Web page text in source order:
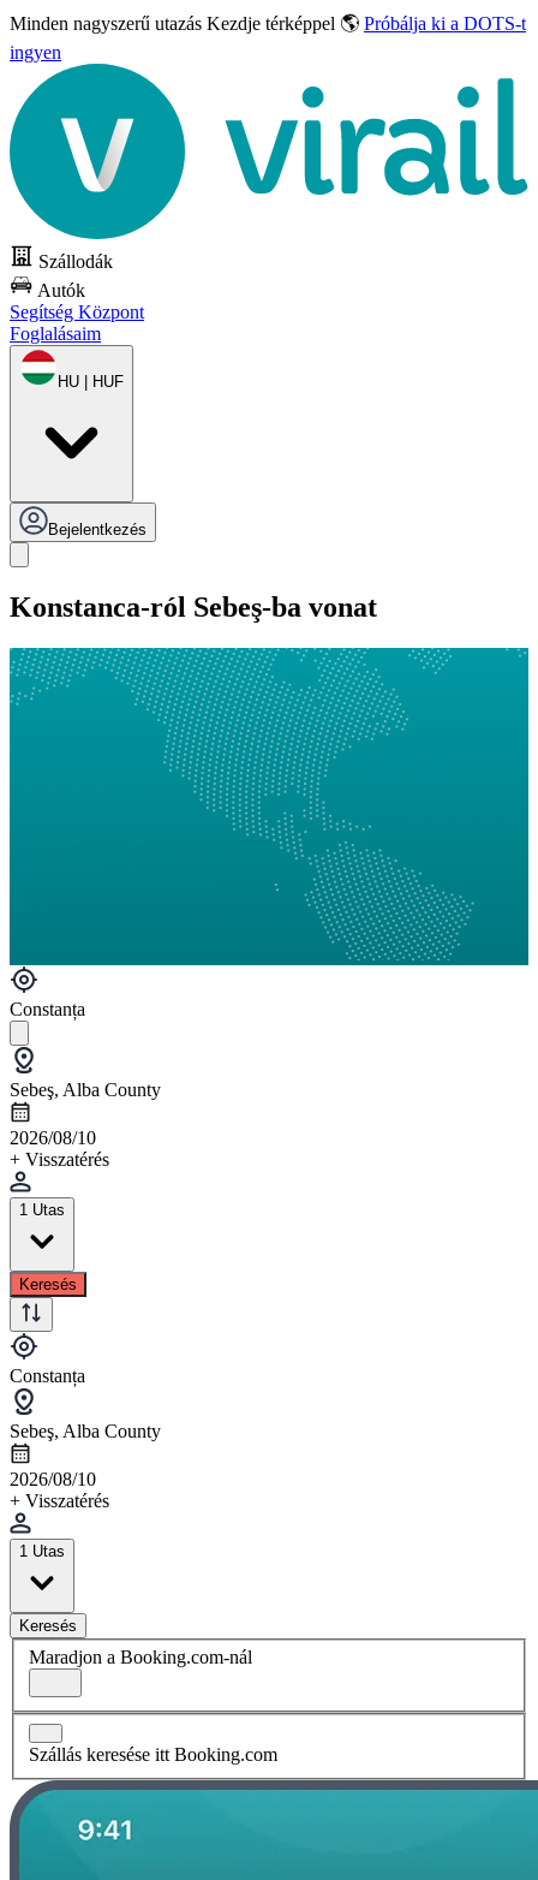
Minden nagyszerű utazás Kezdje térképpel 🌎 Próbálja ki a DOTS-t
ingyen
Szállodák
Autók
Segítség Központ
Foglalásaim
HU | HUF
Bejelentkezés
Konstanca-ról Sebeş-ba vonat
Constanța
Sebeş, Alba County
2026/08/10
+ Visszatérés
1 Utas
Keresés
Constanța
Sebeş, Alba County
2026/08/10
+ Visszatérés
1 Utas
Keresés
Maradjon a Booking.com-nál
Szállás keresése itt Booking.com